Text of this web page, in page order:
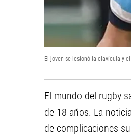
El joven se lesionó la clavícula y
El mundo del rugby
de 18 años. La
de complicaciones